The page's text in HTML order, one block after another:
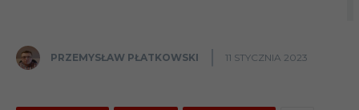
PRZEMYSŁAW PŁATKOWSKI 11 STYCZNIA 2023